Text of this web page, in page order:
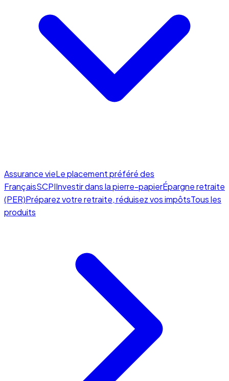
Assurance vieLe placement préféré des
FrançaisSCPIInvestir dans la pierre-papierÉpargne retraite
(PER)Préparez votre retraite, réduisez vos impôtsTous les
produits